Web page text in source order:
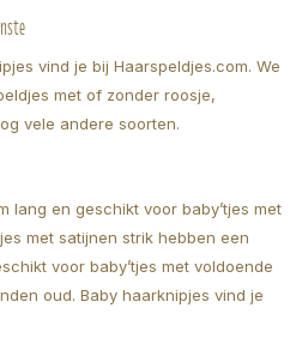
vind je bij Haarspeldjes.com. We
met of zonder roosje,
vele andere soorten.
lang en geschikt voor baby’tjes met
met satijnen strik hebben een
voor baby’tjes met voldoende
oud. Baby haarknipjes vind je